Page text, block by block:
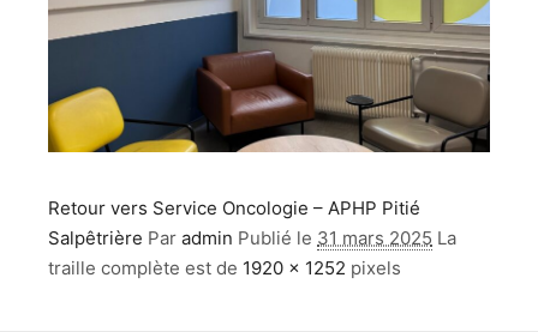
Retour vers Service Oncologie – APHP Pitié
Salpêtrière Par admin Publié le 31 mars 2025 La
traille complète est de 1920 × 1252 pixels